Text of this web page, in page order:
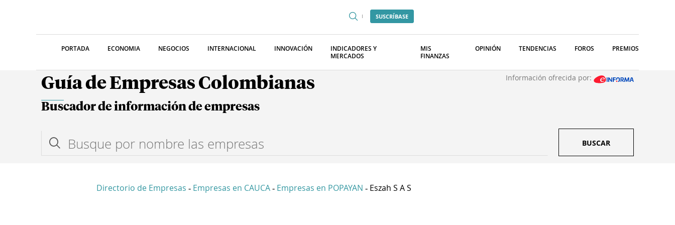
SUSCRÍBASE
PORTADA ECONOMIA NEGOCIOS INTERNACIONAL INNOVACIÓN
INDICADORES Y
MERCADOS
MIS
FINANZAS
OPINIÓN TENDENCIAS FOROS PREMIOS
Guía de Empresas Colombianas Información ofrecida por:
Buscador de información de empresas
BUSCAR
Directorio de Empresas - Empresas en CAUCA - Empresas en POPAYAN - Eszah S A S